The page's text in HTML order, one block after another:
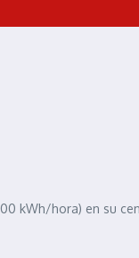
kWh/hora) en su